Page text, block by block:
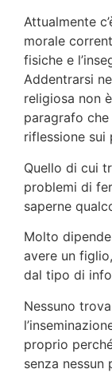
Attualmente
morale
fisiche e
Addentrarsi
religiosa non
paragrafo
riflessione sui
Quello di cui
problemi di
saperne
Molto
avere un
dal tipo di
Nessuno
proprio
senza nessun